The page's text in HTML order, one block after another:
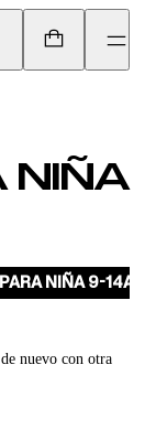
NIÑA
NIÑA 9-14A
nuevo con otra